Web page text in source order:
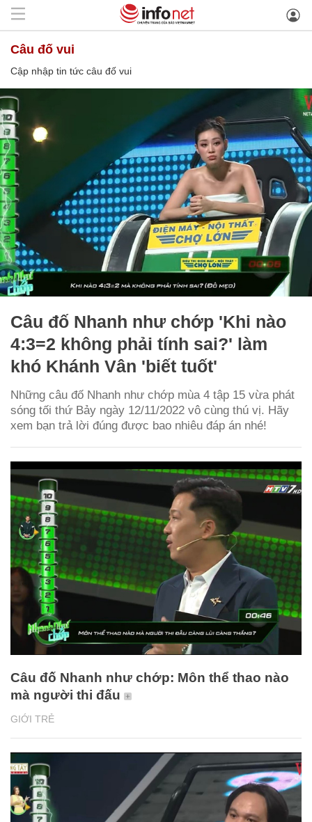
câu đố vui
Cập nhập tin tức câu đố vui
Câu đố Nhanh như chớp 'Khi nào
4:3=2 không phải tính sai?' làm
khó Khánh Vân 'biết tuốt'
Những câu đố Nhanh như chớp mùa 4 tập 15 vừa phát
sóng tối thứ Bảy ngày 12/11/2022 vô cùng thú vị. Hãy
xem bạn trả lời đúng được bao nhiêu đáp án nhé!
GIỚI TRẺ
Câu đố Nhanh như chớp: Môn thể thao nào
mà người thi đấu